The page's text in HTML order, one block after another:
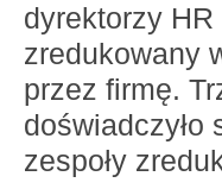
dyrektorzy HR
zredukowany
przez firmę.
zespoły